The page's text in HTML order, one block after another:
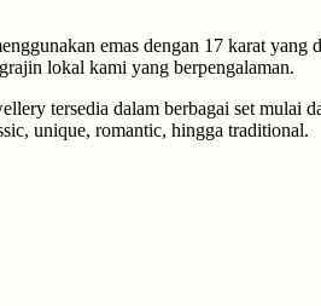
emas dengan 17 karat
lokal kami yang berpengalaman.
tersedia dalam berbagai set mulai
unique, romantic, hingga traditional.